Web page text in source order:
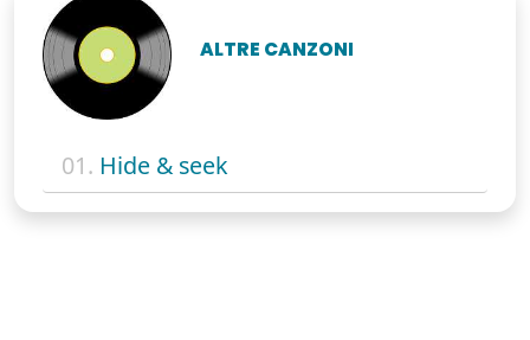
ALTRE CANZONI
01. Hide & seek